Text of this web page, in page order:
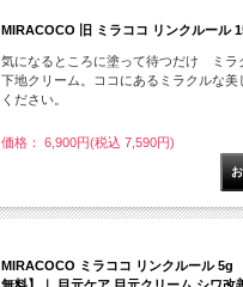
MIRACOCO 旧 ミラココ リンクルール
気になるところに塗って待つだけ ミラ
下地クリーム。ココにあるミラクルな美
ください。
価格： 6,900円(税込 7,590円)
MIRACOCO ミラココ リンクルール